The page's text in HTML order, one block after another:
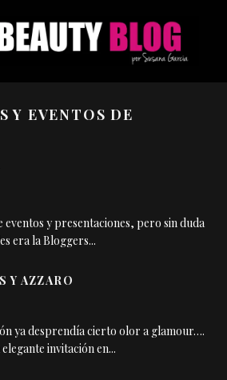
Y EVENTOS DE
eventos y presentaciones, pero sin duda
era la Bloggers...
Y AZZARO
ya desprendía cierto olor a glamour….
invitación en...